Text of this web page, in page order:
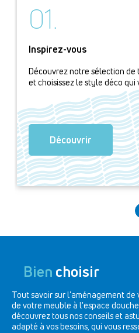
01.
Inspirez-vous
Découvrez notre sélection
et choisissez le style déco qui
Découvrir
Bien choisir
Tout savoir sur l'aménagement de
de votre meuble à l'espace
découvrez tous nos conseils et
adapté à vos besoins, qui vous